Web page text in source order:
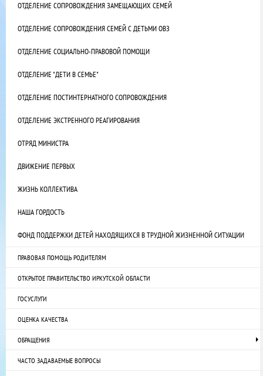
ОТДЕЛЕНИЕ СОПРОВОЖДЕНИЯ ЗАМЕЩАЮЩИХ СЕМЕЙ
ОТДЕЛЕНИЕ СОПРОВОЖДЕНИЯ СЕМЕЙ С ДЕТЬМИ ОВЗ
ОТДЕЛЕНИЕ СОЦИАЛЬНО-ПРАВОВОЙ ПОМОЩИ
ОТДЕЛЕНИЕ "ДЕТИ В СЕМЬЕ"
ОТДЕЛЕНИЕ ПОСТИНТЕРНАТНОГО СОПРОВОЖДЕНИЯ
ОТДЕЛЕНИЕ ЭКСТРЕННОГО РЕАГИРОВАНИЯ
ОТРЯД МИНИСТРА
ДВИЖЕНИЕ ПЕРВЫХ
ЖИЗНЬ КОЛЛЕКТИВА
НАША ГОРДОСТЬ
ФОНД ПОДДЕРЖКИ ДЕТЕЙ НАХОДЯЩИХСЯ В ТРУДНОЙ ЖИЗНЕННОЙ СИТУАЦИИ
ПРАВОВАЯ ПОМОЩЬ РОДИТЕЛЯМ
ОТКРЫТОЕ ПРАВИТЕЛЬСТВО ИРКУТСКОЙ ОБЛАСТИ
ГОСУСЛУГИ
ОЦЕНКА КАЧЕСТВА
ОБРАЩЕНИЯ
ЧАСТО ЗАДАВАЕМЫЕ ВОПРОСЫ